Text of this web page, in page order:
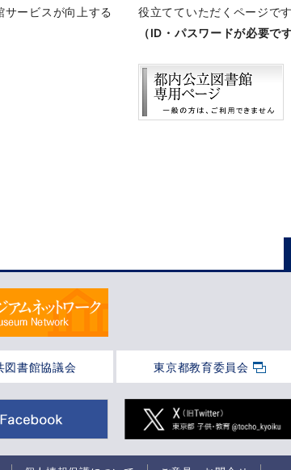
ービスが向上する
役立てていただくページです
（ID・パスワードが必要です
図書館協議会 東京都教育委員会